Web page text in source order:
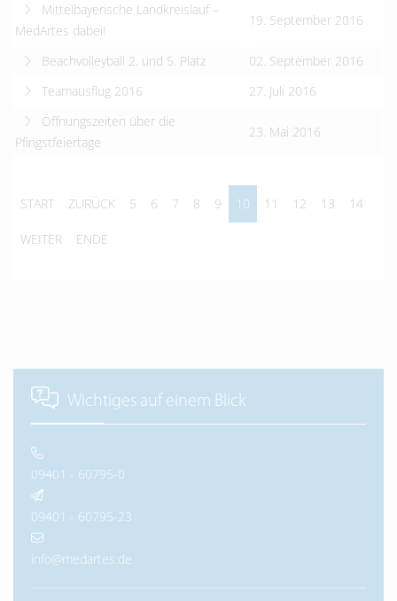
Mittelbayerische Landkreislauf –
MedArtes dabei!
19. September 2016
Beachvolleyball 2. und 5. Platz
02. September 2016
Teamausflug 2016
27. Juli 2016
Öffnungszeiten über die
Pfingstfeiertage
23. Mai 2016
START ZURÜCK 5 6 7 8 9 10 11 12 13 14
WEITER ENDE
Wichtiges auf einem Blick
09401 - 60795-0
09401 - 60795-23
info@medartes.de